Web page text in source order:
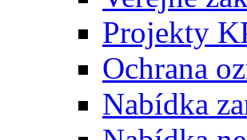
Projekty
Ochrana
Nabídka